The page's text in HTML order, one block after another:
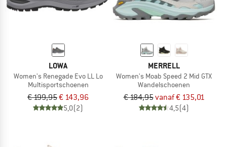
LOWA
Women's Renegade Evo LL Lo
Multisportschoenen
€ 199,95€ 143,96
5,0(2)
MERRELL
Women's Moab Speed 2 Mid GTX
Wandelschoenen
€ 184,95vanaf € 135,01
4,5(4)